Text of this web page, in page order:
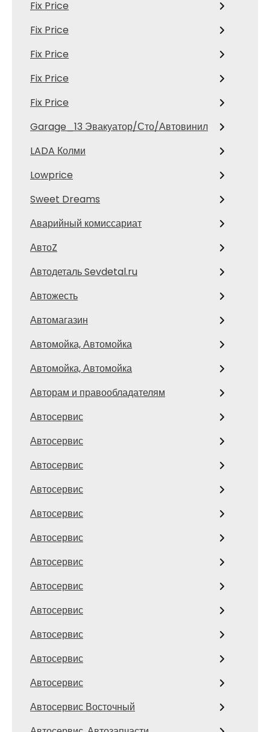
Fix Price
Fix Price
Fix Price
Fix Price
Fix Price
Garage_13 Эвакуатор/Сто/Автовинил
LADA Колми
Lowprice
Sweet Dreams
Аварийный комиссариат
АвтоZ
Автодеталь Sevdetal.ru
Автожесть
Автомагазин
Автомойка, Автомойка
Автомойка, Автомойка
Авторам и правообладателям
Автосервис
Автосервис
Автосервис
Автосервис
Автосервис
Автосервис
Автосервис
Автосервис
Автосервис
Автосервис
Автосервис
Автосервис
Автосервис Восточный